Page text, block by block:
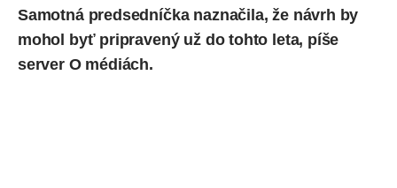
Samotná predsedníčka naznačila, že návrh by
mohol byť pripravený už do tohto leta, píše
server O médiách.